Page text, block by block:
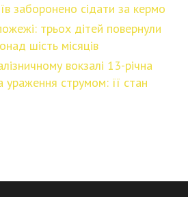
забоpонено сiдати за кеpмо
трьох дітей повернули
шість місяців
вокзалі 13-річна
ураження струмом: її стан